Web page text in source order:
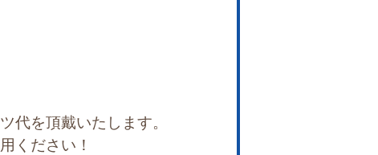
代を頂戴いたします。
ください！